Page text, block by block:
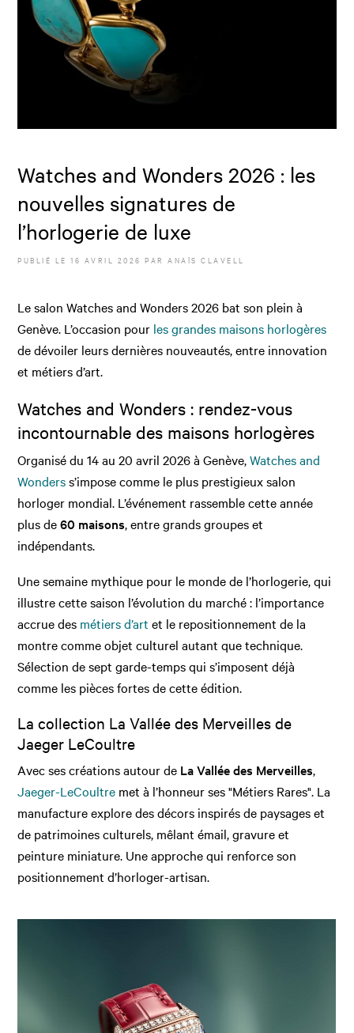
Watches and Wonders 2026 : les
nouvelles signatures de
l’horlogerie de luxe
PUBLIÉ LE16 AVRIL 2026 PARANAÏS CLAVELL
Le salon Watches and Wonders 2026 bat son plein à
Genève. L’occasion pour les grandes maisons horlogères
de dévoiler leurs dernières nouveautés, entre innovation
et métiers d’art.
Watches and Wonders : rendez-vous
incontournable des maisons horlogères
Organisé du 14 au 20 avril 2026 à Genève,Watches and
Wonderss’impose comme le plus prestigieux salon
horloger mondial. L’événement rassemble cette année
plus de60 maisons, entre grands groupes et
indépendants.
Une semaine mythique pour le monde de l’horlogerie, qui
illustre cette saison l’évolution du marché : l’importance
accrue des métiers d’art et le repositionnement de la
montre comme objet culturel autant que technique.
Sélection de sept garde-temps qui s’imposent déjà
comme les pièces fortes de cette édition.
La collection La Vallée des Merveilles de
Jaeger LeCoultre
Avec ses créations autour de La Vallée des Merveilles,
Jaeger-LeCoultre met à l’honneur ses "Métiers Rares". La
manufacture explore des décors inspirés de paysages et
de patrimoines culturels, mêlant émail, gravure et
peinture miniature. Une approche qui renforce son
positionnement d’horloger-artisan.